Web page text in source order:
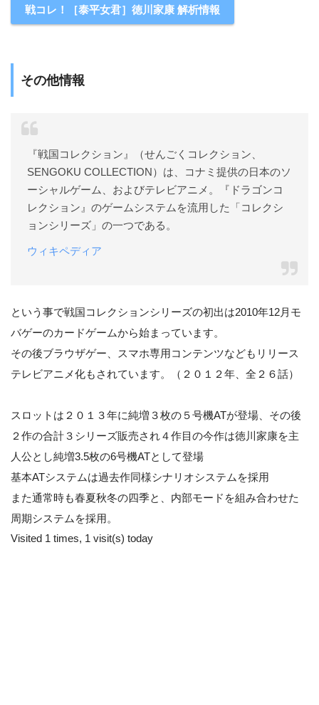
戦コレ！［泰平女君］徳川家康 解析情報
その他情報
『戦国コレクション』（せんごくコレクション、
SENGOKU COLLECTION）は、コナミ提供の日本のソ
ーシャルゲーム、およびテレビアニメ。『ドラゴンコ
レクション』のゲームシステムを流用した「コレクシ
ョンシリーズ」の一つである。
ウィキペディア
という事で戦国コレクションシリーズの初出は2010年12月モ
バゲーのカードゲームから始まっています。
その後ブラウザゲー、スマホ専用コンテンツなどもリリース
テレビアニメ化もされています。（２０１２年、全２６話）
スロットは２０１３年に純増３枚の５号機ATが登場、その後
２作の合計３シリーズ販売され４作目の今作は徳川家康を主
人公とし純増3.5枚の6号機ATとして登場
基本ATシステムは過去作同様シナリオシステムを採用
また通常時も春夏秋冬の四季と、内部モードを組み合わせた
周期システムを採用。
Visited 1 times, 1 visit(s) today